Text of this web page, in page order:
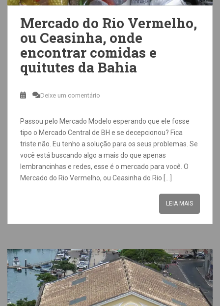
Mercado do Rio Vermelho,
ou Ceasinha, onde
encontrar comidas e
quitutes da Bahia
Deixe um comentário
Passou pelo Mercado Modelo esperando que ele fosse
tipo o Mercado Central de BH e se decepcionou? Fica
triste não. Eu tenho a solução para os seus problemas. Se
você está buscando algo a mais do que apenas
lembrancinhas e redes, esse é o mercado para você. O
Mercado do Rio Vermelho, ou Ceasinha do Rio […]
LEIA MAIS